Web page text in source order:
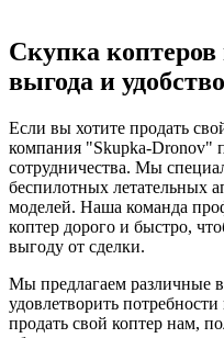
Скупка коптеров
выгода и удобство
Если вы хотите продать
компания "Skupka-Dronov"
сотрудничества. Мы
беспилотных летательных
моделей. Наша команда
коптер дорого и быстро,
выгоду от сделки.
Мы предлагаем различные
удовлетворить
продать свой коптер нам,